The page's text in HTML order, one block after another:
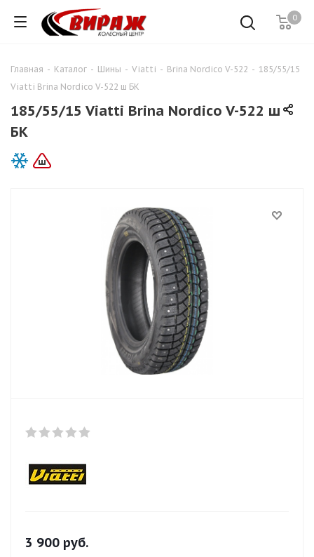
0
Главная - Каталог - Шины - Viatti - Brina Nordico V-522 - 185/55/15
Viatti Brina Nordico V-522 ш БК
185/55/15 Viatti Brina Nordico V-522 ш
БК
3 900 руб.